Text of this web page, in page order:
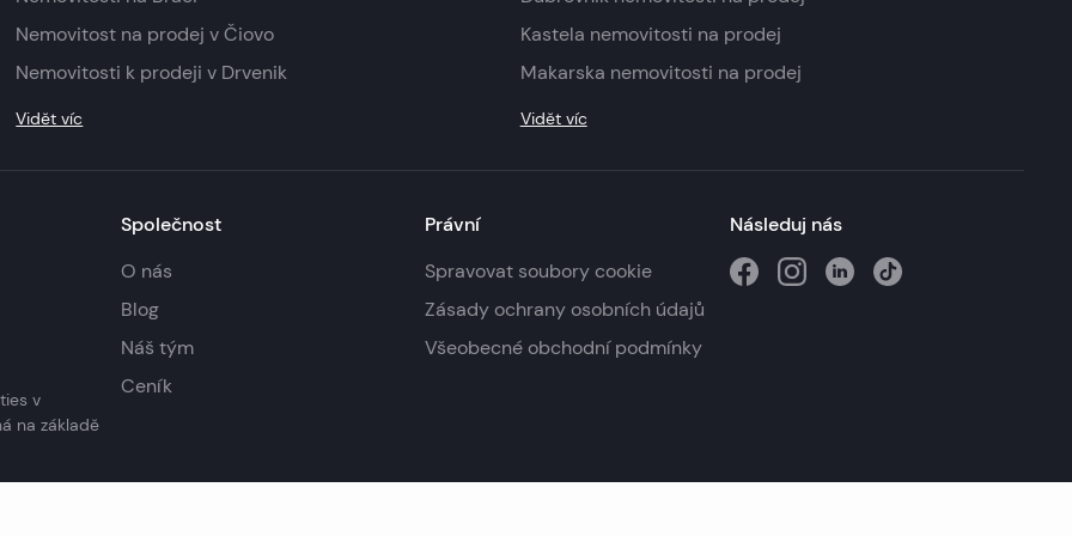
Nemovitost na prodej v Čiovo
Nemovitosti k prodeji v Drvenik
Vidět víc
Kastela nemovitosti na prodej
Makarska nemovitosti na prodej
Vidět víc
Společnost
O nás
Blog
Náš tým
Ceník
Právní
Spravovat soubory cookie
Zásady ochrany osobních údajů
Všeobecné obchodní podmínky
Následuj nás
v
na základě